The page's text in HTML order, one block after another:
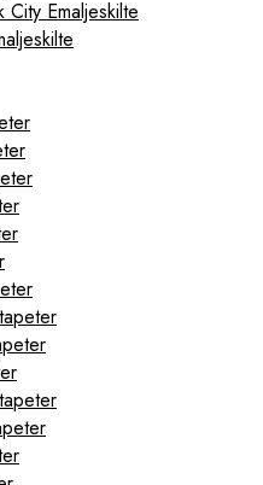
City Emaljeskilte